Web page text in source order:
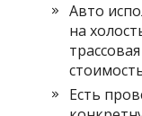
Авто
на
Есть